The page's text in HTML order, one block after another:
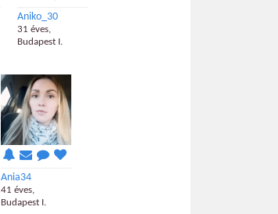
Aniko_30
31 éves,
Budapest I.
Ania34
41 éves,
Budapest I.